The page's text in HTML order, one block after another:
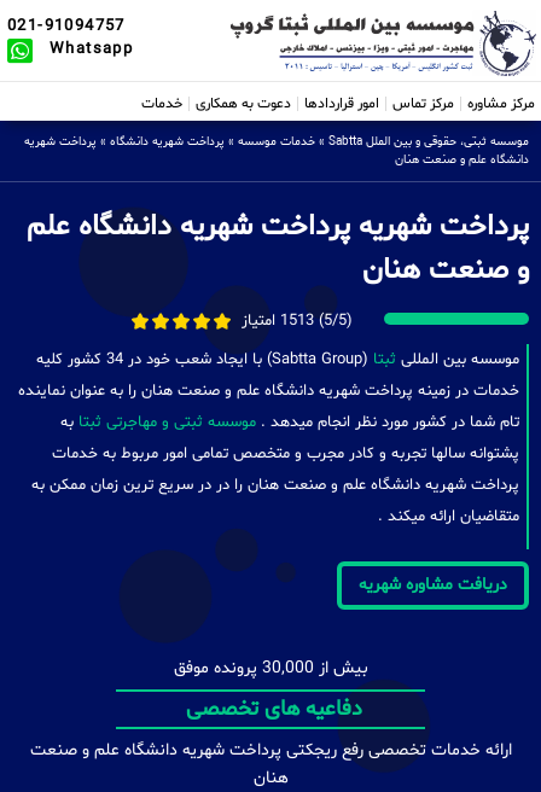
021-91094757
Whatsapp
مرکز مشاوره مرکز تماس امور قراردادها دعوت به همکاری خدمات
موسسه ثبتی، حقوقی و بین الملل Sabtta » خدمات موسسه » پرداخت شهریه دانشگاه » پرداخت شهریه
دانشگاه علم و صنعت هنان
پرداخت شهریه پرداخت شهریه دانشگاه علم
و صنعت هنان
(5/5) 1513 امتیاز
موسسه بین المللی ثبتا
(Sabtta Group) با ایجاد شعب خود در 34 کشور کلیه
خدمات در زمینه پرداخت شهریه دانشگاه علم و صنعت هنان را به عنوان نماینده
تام شما در کشور مورد نظر انجام میدهد . موسسه ثبتی و مهاجرتی ثبتا به
پشتوانه سالها تجربه و کادر مجرب و متخصص تمامی امور مربوط به خدمات
پرداخت شهریه دانشگاه علم و صنعت هنان را در در سریع ترین زمان ممکن به
متقاضیان ارائه میکند .
دریافت مشاوره شهریه
بیش از 30,000 پرونده موفق
دفاعیه های تخصصی
ارائه خدمات تخصصی رفع ریجکتی پرداخت شهریه دانشگاه علم و صنعت
هنان